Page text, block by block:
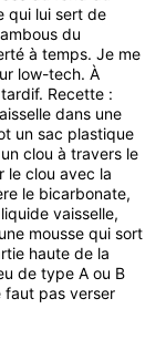
qui lui sert de
du
à temps. Je me
low-tech. À
Recette :
dans une
un sac plastique
clou à travers le
le clou avec la
le bicarbonate,
vaisselle,
mousse qui sort
haute de la
de type A ou B
faut pas verser